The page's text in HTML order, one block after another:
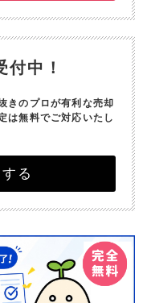
中！
きのプロが有利な売却
は無料でご対応いたし
る